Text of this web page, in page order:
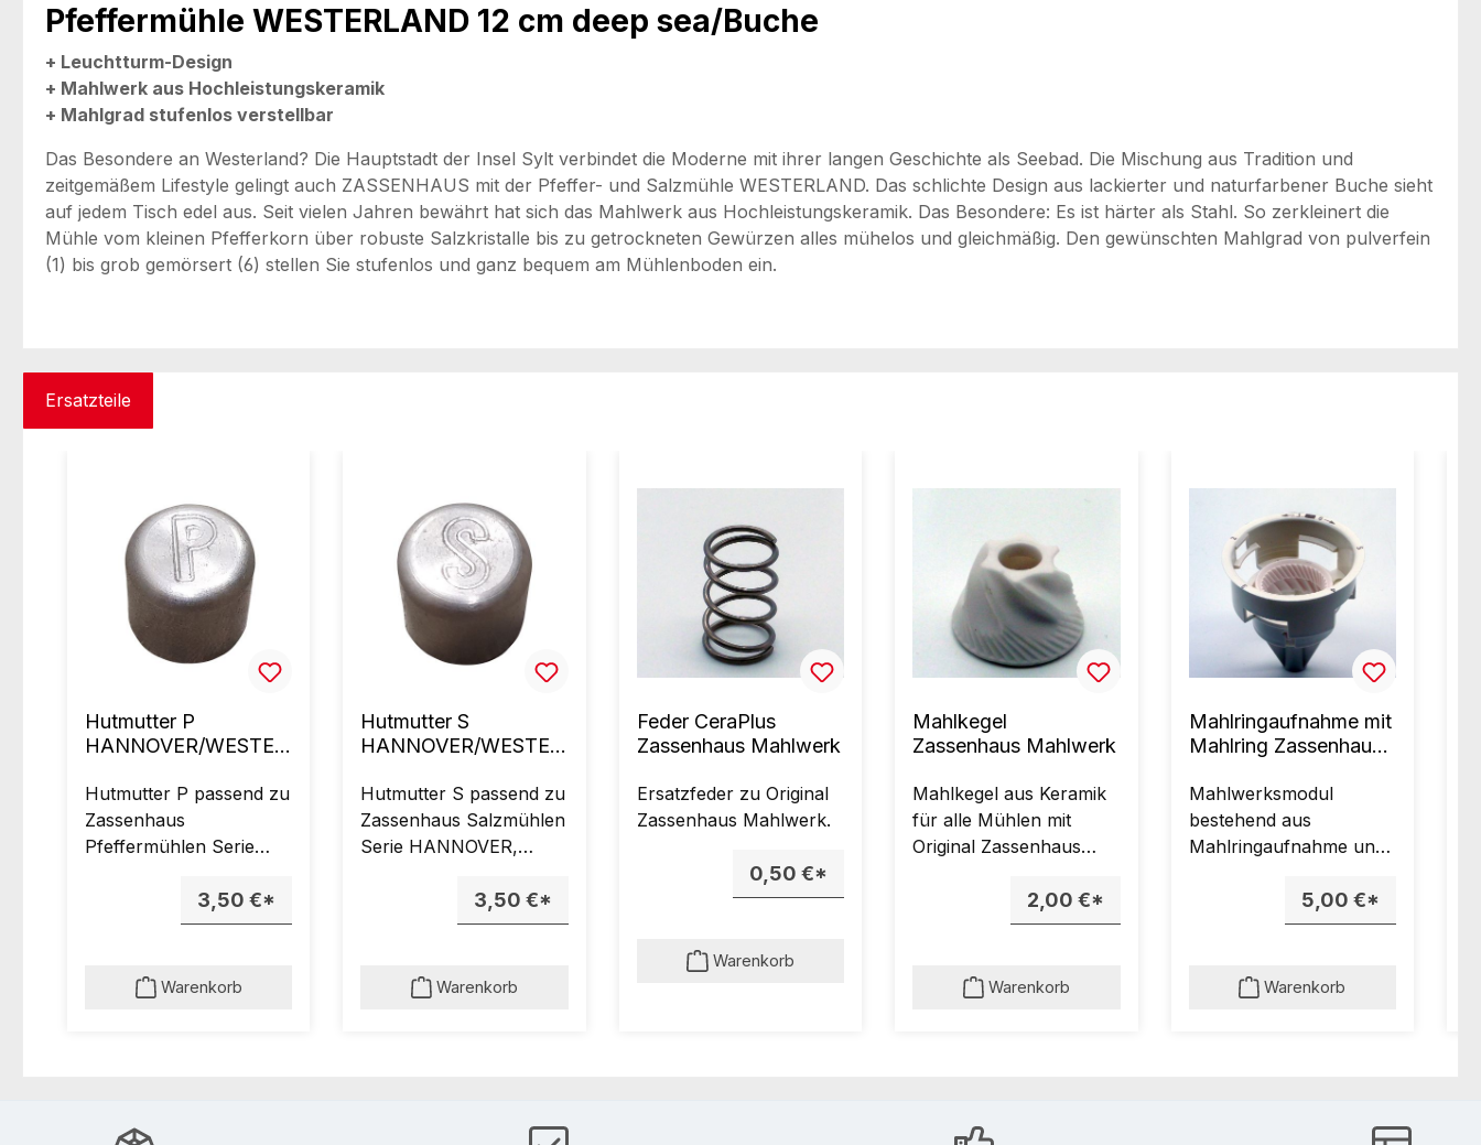
Pfeffermühle WESTERLAND 12 cm deep sea/Buche
+ Leuchtturm-Design
+ Mahlwerk aus Hochleistungskeramik
+ Mahlgrad stufenlos verstellbar
Das Besondere an Westerland? Die Hauptstadt der Insel Sylt verbindet die Moderne mit ihrer langen Geschichte als Seebad. Die Mischung aus Tradition und
zeitgemäßem Lifestyle gelingt auch ZASSENHAUS mit der Pfeffer- und Salzmühle WESTERLAND. Das schlichte Design aus lackierter und naturfarbener Buche sieht
auf jedem Tisch edel aus. Seit vielen Jahren bewährt hat sich das Mahlwerk aus Hochleistungskeramik. Das Besondere: Es ist härter als Stahl. So zerkleinert die
Mühle vom kleinen Pfefferkorn über robuste Salzkristalle bis zu getrockneten Gewürzen alles mühelos und gleichmäßig. Den gewünschten Mahlgrad von pulverfein
(1) bis grob gemörsert (6) stellen Sie stufenlos und ganz bequem am Mühlenboden ein.
Ersatzteile
Hutmutter P
HANNOVER/WESTER
Hutmutter P passend zu
Zassenhaus
Pfeffermühlen Serie
WESTERLAND, KIEL.
3,50 €*
Warenkorb
Hutmutter S
HANNOVER/WESTER
Hutmutter S passend zu
Zassenhaus Salzmühlen
Serie HANNOVER,
3,50 €*
Warenkorb
Feder CeraPlus
Zassenhaus Mahlwerk
Ersatzfeder zu Original
Zassenhaus Mahlwerk.
0,50 €*
Warenkorb
Mahlkegel
Zassenhaus Mahlwerk
Mahlkegel aus Keramik
für alle Mühlen mit
Original Zassenhaus
2,00 €*
Warenkorb
Mahlringaufnahme mit
Mahlring Zassenhaus
Mahlwerksmodul
bestehend aus
Mahlringaufnahme und
alle Mühlen mit Original
Zassenhaus Mahlwerk
Mitnehmer für
Mahlkegel und
5,00 €*
Warenkorb